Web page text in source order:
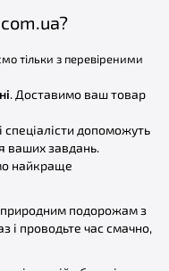
тільки з перевіреними
. Доставимо ваш товар
спеціалісти допоможуть
ваших завдань.
найкраще
подорожам з
і проводьте час смачно,